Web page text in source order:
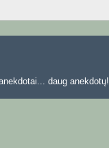
daug anekdotų!